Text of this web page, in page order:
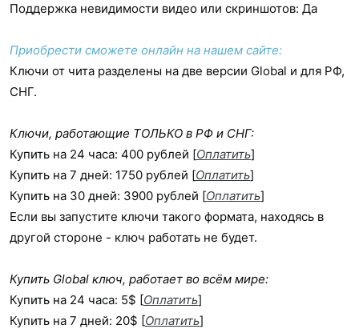
Поддержка невидимости видео или скриншотов: Да
Приобрести сможете онлайн на нашем сайте:
Ключи от чита разделены на две версии Global и для РФ,
СНГ.
Ключи, работающие ТОЛЬКО в РФ и СНГ:
Купить на 24 часа: 400 рублей [Оплатить]
Купить на 7 дней: 1750 рублей [Оплатить]
Купить на 30 дней: 3900 рублей [Оплатить]
Если вы запустите ключи такого формата, находясь в
другой стороне - ключ работать не будет.
Купить Global ключ, работает во всём мире:
Купить на 24 часа: 5$ [Оплатить]
Купить на 7 дней: 20$ [Оплатить]